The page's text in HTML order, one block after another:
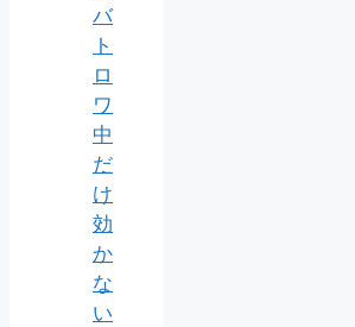
バ
ト
ロ
ワ
中
だ
け
効
か
な
い